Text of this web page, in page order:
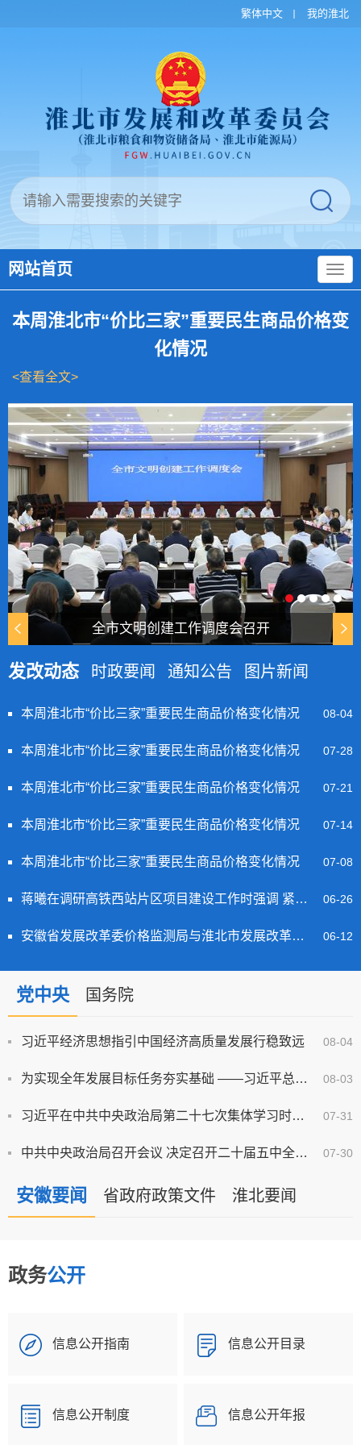
繁体中文 我的淮北
网站首页
本周淮北市“价比三家”重要民生商品价格变
化情况
<查看全文>
全市文明创建工作调度会召开
发改动态 时政要闻 通知公告 图片新闻
本周淮北市“价比三家”重要民生商品价格变化情况 08-04
本周淮北市“价比三家”重要民生商品价格变化情况 07-28
本周淮北市“价比三家”重要民生商品价格变化情况 07-21
本周淮北市“价比三家”重要民生商品价格变化情况 07-14
本周淮北市“价比三家”重要民生商品价格变化情况 07-08
蒋曦在调研高铁西站片区项目建设工作时强调 紧盯时序节点 全力加快项目建设 06-26
安徽省发展改革委价格监测局与淮北市发展改革委联合开展“追忆双堆烽火 永固人民立场”主题党日活动 06-12
党中央 国务院
习近平经济思想指引中国经济高质量发展行稳致远 08-04
为实现全年发展目标任务夯实基础 ——习近平总书记引领“十五五”开局之年中国经济破浪前行 08-03
习近平在中共中央政治局第二十七次集体学习时强调 强化政治引领 深化创新发展 高质量推进国防和军队现代化 07-31
中共中央政治局召开会议 决定召开二十届五中全会 分析研究当前经济形势和经济工作 中共中央总书记习近平... 07-30
安徽要闻 省政府政策文件 淮北要闻
政务公开
信息公开指南 信息公开目录
信息公开制度 信息公开年报